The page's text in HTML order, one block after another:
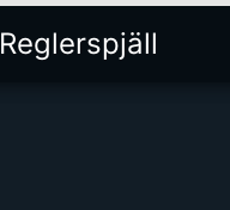
Reglerspjäll